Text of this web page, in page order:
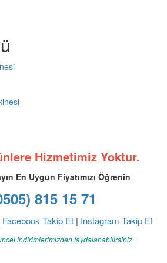
Hizmetimiz Yoktur.
En Uygun Fiyatımızı Öğrenin
815 15 71
Facebook Takip Et| Instagram Takip Et
indirimlerimizden faydalanabilirsiniz